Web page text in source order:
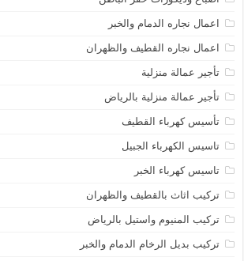
اعمال نجاره الدمام والخبر
اعمال نجاره القطيف والظهران
تأجير عمالة منزلية
تأجير عمالة منزلية بالرياض
تأسيس كهرباء القطيف
تاسيس الكهرباء الجبيل
تاسيس كهرباء الخبر
تركيب اثاث بالقطيف والظهران
تركيب المنيوم واستيل بالرياض
تركيب بديل الرخام الدمام والخبر